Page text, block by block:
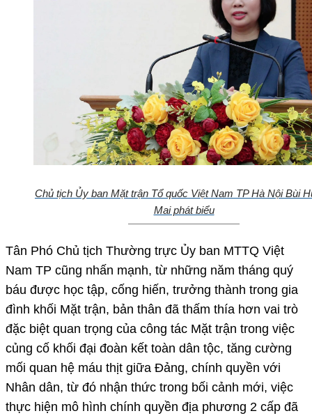
Chủ tịch Ủy ban Mặt trận Tổ quốc Việt Nam TP Hà Nội Bùi
Mai phát biểu
Tân Phó Chủ tịch Thường trực Ủy ban MTTQ Việt
Nam TP cũng nhấn mạnh, từ những năm tháng quý
báu được học tập, cống hiến, trưởng thành trong gia
đình khối Mặt trận, bản thân đã thấm thía hơn vai trò
đặc biệt quan trọng của công tác Mặt trận trong việc
củng cố khối đại đoàn kết toàn dân tộc, tăng cường
mối quan hệ máu thịt giữa Đảng, chính quyền với
Nhân dân, từ đó nhận thức trong bối cảnh mới, việc
thực hiện mô hình chính quyền địa phương 2 cấp đã